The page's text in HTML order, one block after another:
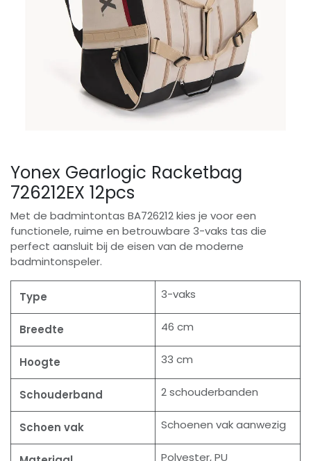
Yonex Gearlogic Racketbag
726212EX 12pcs
Met de badmintontas BA726212 kies je voor een
functionele, ruime en betrouwbare 3-vaks tas die
perfect aansluit bij de eisen van de moderne
badmintonspeler.
Type 3-vaks
Breedte 46 cm
Hoogte 33 cm
Schouderband 2 schouderbanden
Schoen vak Schoenen vak aanwezig
Polyester, PU